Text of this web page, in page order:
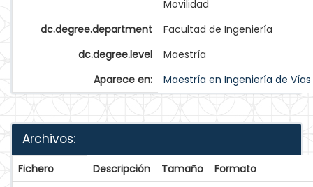
Movilidad
dc.degree.department
Facultad de Ingeniería
dc.degree.level
Maestría
Aparece en:
Maestría en Ingeniería de
Archivos:
Fichero Descripción Tamaño
Formato